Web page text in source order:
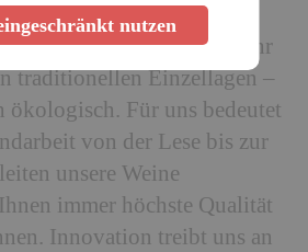
uns Herzens- und
in Hand arbeiten wir Jahr
traditionellen Einzellagen –
ökologisch. Für uns bedeutet
von der Lese bis zur
unsere Weine
immer höchste Qualität
Innovation treibt uns an
nutzen